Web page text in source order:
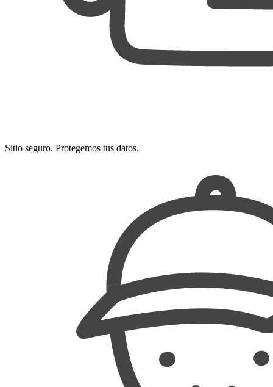
Sitio seguro. Protegemos tus datos.